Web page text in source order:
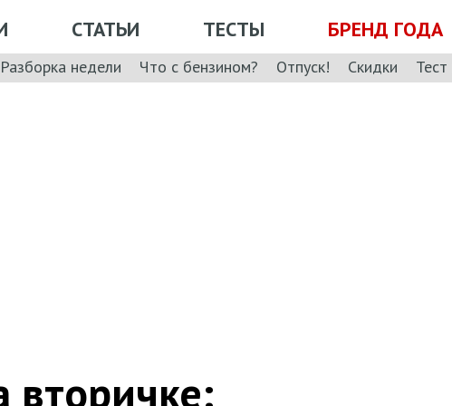
СТАТЬИ ТЕСТЫ БРЕНД ГОДА
Разборка недели Что с бензином? Отпуск! Скидки
вторичке: